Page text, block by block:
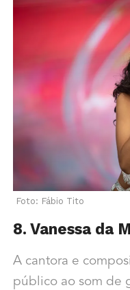
Foto: Fábio Tito
8. Vanessa da
A cantora e
público ao som de